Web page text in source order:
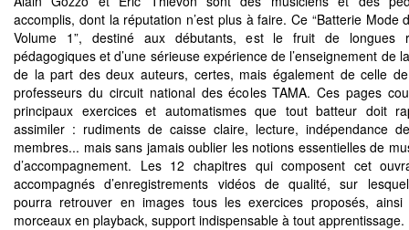
accomplis, dont la réputation n’est plus à faire. Ce “Batterie Mode
Volume 1”, destiné aux débutants, est le fruit de longues
pédagogiques et d’une sérieuse expérience de l’enseignement de
de la part des deux auteurs, certes, mais également de celle
professeurs du circuit national des écoles TAMA. Ces pages
principaux exercices et automatismes que tout batteur doit
assimiler : rudiments de caisse claire, lecture, indépendance
membres... mais sans jamais oublier les notions essentielles de
d’accompagnement. Les 12 chapitres qui composent cet
accompagnés d’enregistrements vidéos de qualité, sur
pourra retrouver en images tous les exercices proposés,
morceaux en playback, support indispensable à tout apprentissage.